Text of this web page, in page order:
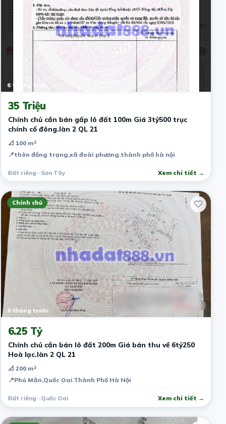
6 tháng trước
35 Triệu
Chính chủ cần bán gấp lô đất 100m Giá 3tỷ500 trục
chính cổ đông.làn 2 QL 21
📐 100 m²
📍thôn đồng trạng,xã đoài phương,thành phố hà nội
Đất riêng · Sơn Tây Xem chi tiết →
Chính chủ
6 tháng trước
6.25 Tỷ
Chính chủ cần bán lô đất 200m Giá bán thu về 6tỷ250
Hoà lạc.làn 2 QL 21
📐 200 m²
📍Phú Mãn,Quốc Oai.Thành Phố Hà Nội
Đất riêng · Quốc Oai Xem chi tiết →